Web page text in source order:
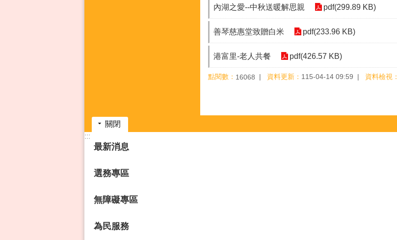
內湖之愛--中秋送暖解思親 pdf(299.89 KB)
善琴慈惠堂致贈白米 pdf(233.96 KB)
港富里-老人共餐 pdf(426.57 KB)
點閱數： 16068 資料更新： 115-04-14 09:59 資料檢視：
關閉
:::
最新消息
選務專區
無障礙專區
為民服務